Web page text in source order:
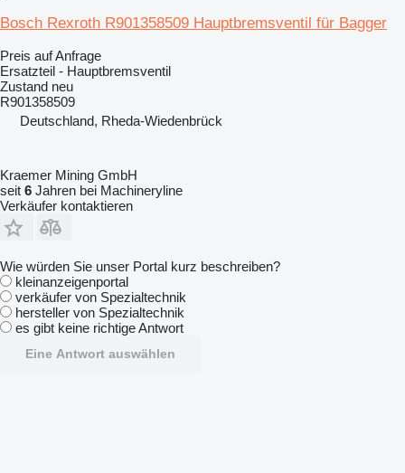
Bosch Rexroth R901358509 Hauptbremsventil für Bagger
Preis auf Anfrage
Ersatzteil - Hauptbremsventil
Zustand neu
R901358509
Deutschland, Rheda-Wiedenbrück
Kraemer Mining GmbH
seit 6 Jahren bei Machineryline
Verkäufer kontaktieren
Wie würden Sie unser Portal kurz beschreiben?
kleinanzeigenportal
verkäufer von Spezialtechnik
hersteller von Spezialtechnik
es gibt keine richtige Antwort
Eine Antwort auswählen